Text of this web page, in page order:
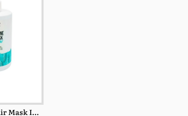
Aquamarine Hair Mask Imel για λιπαρά μαλλιά 500ml